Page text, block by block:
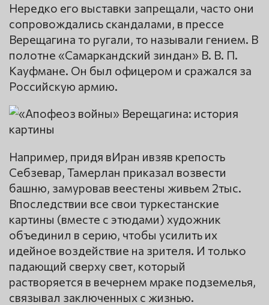
Нередко его выставки запрещали, часто они
сопровождались скандалами, в прессе
Верещагина то ругали, то называли гением. В
полотне «Самаркандский зиндан» В. В. П.
Кауфмане. Он был офицером и сражался за
Российскую армию.
Например, придя вИран ивзяв крепость
Себзевар, Тамерлан приказал возвести
башню, замуровав веестены живьем 2тыс.
Впоследствии все свои туркестанские
картины (вместе с этюдами) художник
объединил в серию, чтобы усилить их
идейное воздействие на зрителя. И только
падающий сверху свет, который
растворяется в вечернем мраке подземелья,
связывал заключенных с жизнью.